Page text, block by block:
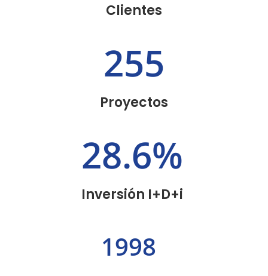
Clientes
255
Proyectos
28.6%
Inversión I+D+i
1998